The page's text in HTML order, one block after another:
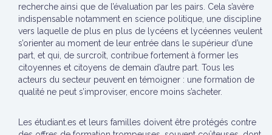
recherche ainsi que de l’évaluation par les pairs. Cela s’avère
indispensable notamment en science politique, une discipline
vers laquelle de plus en plus de lycéens et lycéennes veulent
s’orienter au moment de leur entrée dans le supérieur d’une
part, et qui, de surcroît, contribue fortement à former les
citoyennes et citoyens de demain d’autre part. Tous les
acteurs du secteur peuvent en témoigner : une formation de
qualité ne peut s’improviser, encore moins s’acheter.
Les étudiant.es et leurs familles doivent être protégés contre